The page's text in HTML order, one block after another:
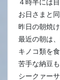
お日さまと
昨日の朝焼
最近の朝は
キノコ類を
苦手な納豆
シークァー